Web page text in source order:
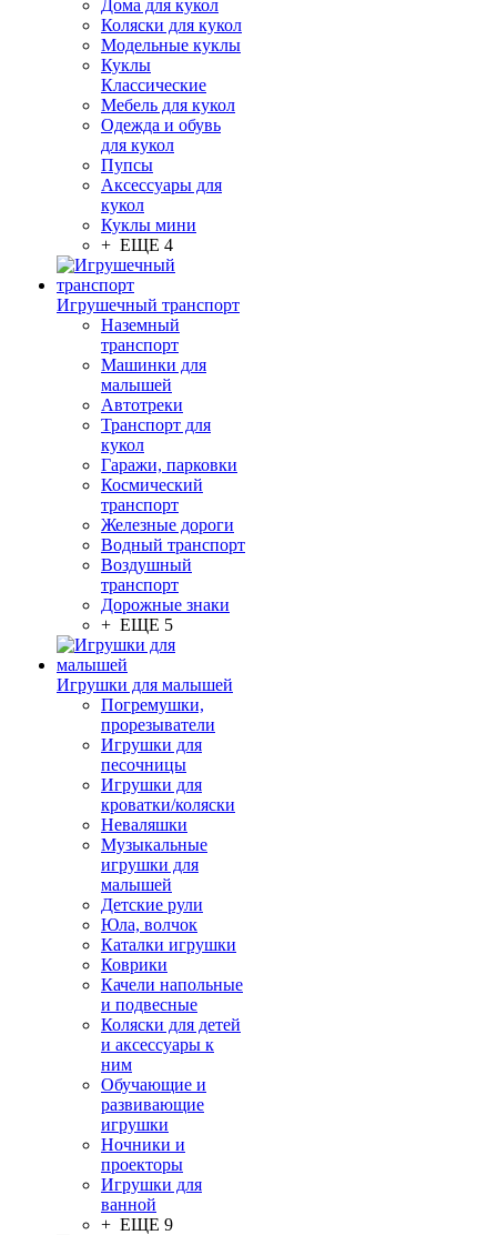
Дома для кукол
Коляски для кукол
Модельные куклы
Куклы
Классические
Мебель для кукол
Одежда и обувь
для кукол
Пупсы
Аксессуары для
кукол
Куклы мини
+ ЕЩЕ 4
Игрушечный транспорт
Наземный
транспорт
Машинки для
малышей
Автотреки
Транспорт для
кукол
Гаражи, парковки
Космический
транспорт
Железные дороги
Водный транспорт
Воздушный
транспорт
Дорожные знаки
+ ЕЩЕ 5
Игрушки для малышей
Погремушки,
прорезыватели
Игрушки для
песочницы
Игрушки для
кроватки/коляски
Неваляшки
Музыкальные
игрушки для
малышей
Детские рули
Юла, волчок
Каталки игрушки
Коврики
Качели напольные
и подвесные
Коляски для детей
и аксессуары к
ним
Обучающие и
развивающие
игрушки
Ночники и
проекторы
Игрушки для
ванной
+ ЕЩЕ 9